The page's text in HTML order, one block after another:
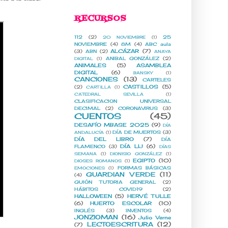
RECURSOS
112 (2) 20 NOVIEMBRE (1)
25
NOVIEMBRE
(4) 8M (4)
ABC aula
(3) ABN (2) ALCÁZAR (7)
ANAYA
DIGITAL
(1) ANIBAL GONZÁLEZ (2)
ANIMALES (5)
ASAMBLEA
DIGITAL
(6) BANSKY (1)
CANCIONES (13)
CARTELES
(2)
CARTILLA (1) CASTILLOS (5)
CATEDRAL SEVILLA (1)
CLASIFICACION UNIVERSAL
DECIMAL
(2) CORONAVIRUS (3)
CUENTOS (45)
DESAFÍO MBASE 2025 (9) DÍA
ANDALUCÍA (1) DÍA DE MUERTOS (3)
DÍA DEL LIBRO (7)
DÍA
FLAMENCO
(3) DÍA LIJ (6)
DÍAS
SEMANA
(1) DIONISIO GONZÁLEZ
(1)
DIOSES ROMANOS (1) EGIPTO (10)
EMOCIONES (1)
FORMAS BÁSICAS
(4)
GUARDIAN VERDE (11)
GUIÓN TUTORIA GENERAL
(2)
HÁBITOS COVID19
(2)
HALLOWEEN (5) HERVÉ TULLE
(6)
HUERTO ESCOLAR (10)
INGLÉS (3) INVENTOS (4)
JONZIOMAN (16) Julio Verne
(7)
LECTOESCRITURA (12)